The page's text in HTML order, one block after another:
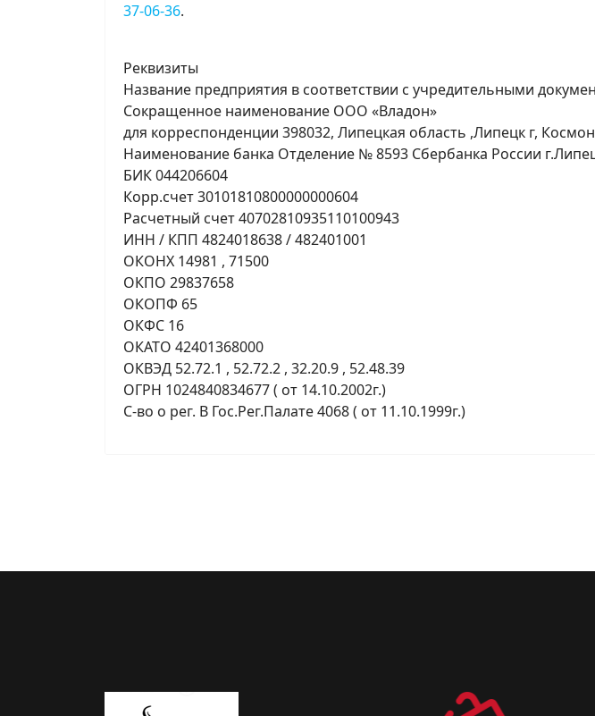
37-06-36.
Реквизиты
Название предприятия в соответствии с учредительными
Сокращенное наименование ООО «Владон»
для корреспонденции 398032, Липецкая область ,Липецк г,
Наименование банка Отделение № 8593 Сбербанка России
БИК 044206604
Корр.счет 30101810800000000604
Расчетный счет 40702810935110100943
ИНН / КПП 4824018638 / 482401001
ОКОНХ 14981 , 71500
ОКПО 29837658
ОКОПФ 65
ОКФС 16
ОКАТО 42401368000
ОКВЭД 52.72.1 , 52.72.2 , 32.20.9 , 52.48.39
ОГРН 1024840834677 ( от 14.10.2002г.)
С-во о рег. В Гос.Рег.Палате 4068 ( от 11.10.1999г.)